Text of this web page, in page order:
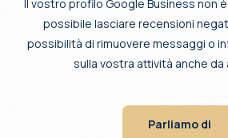
Il vostro profilo Google Business non è
possibile lasciare recensioni
possibilità di rimuovere messaggi o
sulla vostra attività anche da
Parliamo di